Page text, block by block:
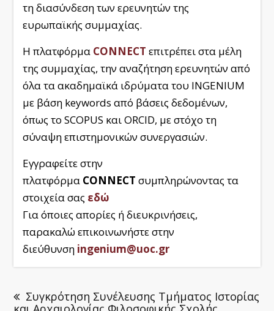
τη διασύνδεση των ερευνητών της
ευρωπαϊκής συμμαχίας.
Η πλατφόρμα CONNECT επιτρέπει στα μέλη
της συμμαχίας, την αναζήτηση ερευνητών από
όλα τα ακαδημαϊκά ιδρύματα του INGENIUM
με βάση keywords από βάσεις δεδομένων,
όπως το SCOPUS και ORCID, με στόχο τη
σύναψη επιστημονικών συνεργασιών.
Εγγραφείτε στην
πλατφόρμα CONNECTσυμπληρώνοντας τα
στοιχεία σας εδώ
Για όποιες απορίες ή διευκρινήσεις,
παρακαλώ επικοινωνήστε στην
διεύθυνση ingenium@uoc.gr
Συγκρότηση Συνέλευσης Τμήματος Ιστορίας